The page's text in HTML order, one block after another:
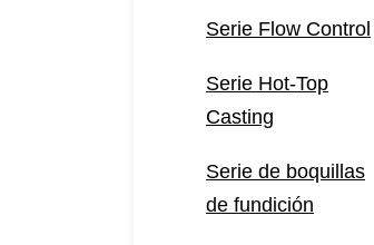
Serie Flow Control
Serie Hot-Top
Casting
Serie de boquillas
de fundición